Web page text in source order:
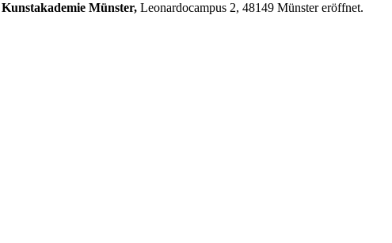
Kunstakademie Münster, Leonardocampus 2, 48149 Münster eröffnet.